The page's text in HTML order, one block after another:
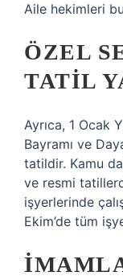
Aile hekimleri
ÖZEL
TATIL
Ayrıca, 1 Ocak
Bayramı ve
tatildir. Kamu
ve resmi
işyerlerinde
Ekim’de tüm